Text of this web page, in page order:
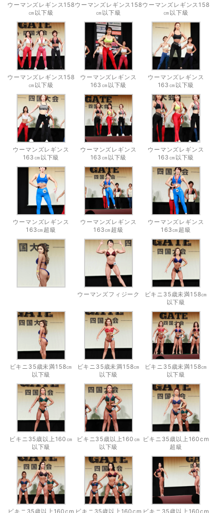
ウーマンズレギンス158
㎝以下級
ウーマンズレギンス158
㎝以下級
ウーマンズレギンス158
㎝以下級
ウーマンズレギンス158
㎝以下級
ウーマンズレギンス
163㎝以下級
ウーマンズレギンス
163㎝以下級
ウーマンズレギンス
163㎝以下級
ウーマンズレギンス
163㎝以下級
ウーマンズレギンス
163㎝以下級
ウーマンズレギンス
163㎝超級
ウーマンズレギンス
163㎝超級
ウーマンズレギンス
163㎝超級
ウーマンズフィジーク
ビキニ35歳未満158㎝
以下級
ビキニ35歳未満158㎝
以下級
ビキニ35歳未満158㎝
以下級
ビキニ35歳未満158㎝
以下級
ビキニ35歳以上160㎝
以下級
ビキニ35歳以上160㎝
以下級
ビキニ35歳以上160cm
超級
ビキニ35歳以上160cm ビキニ35歳以上160cm ビキニ35歳以上160cm